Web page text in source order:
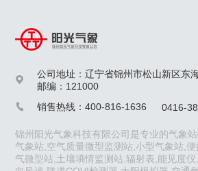

公司地址：辽宁省锦州市松山新区东
邮编：121000
 销售热线：400-816-1636 0416-
锦州阳光气象科技有限公司是专业的气象
气象站,空气质量微型监测站,小型气象站,
气微型站,土壤墒情监测站,辐射表,能见度